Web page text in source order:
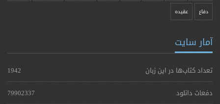
دفاع عقیده
آمار سایت
تعداد کتاب‌ها در این زبان
1942
دفعات دانلود
79902337